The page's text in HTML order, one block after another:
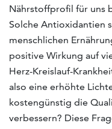
Nährstoffprofil für uns
Solche Antioxidantien
menschlichen
positive Wirkung auf
Herz-Kreislauf-
also eine erhöhte
kostengünstig die
verbessern? Diese